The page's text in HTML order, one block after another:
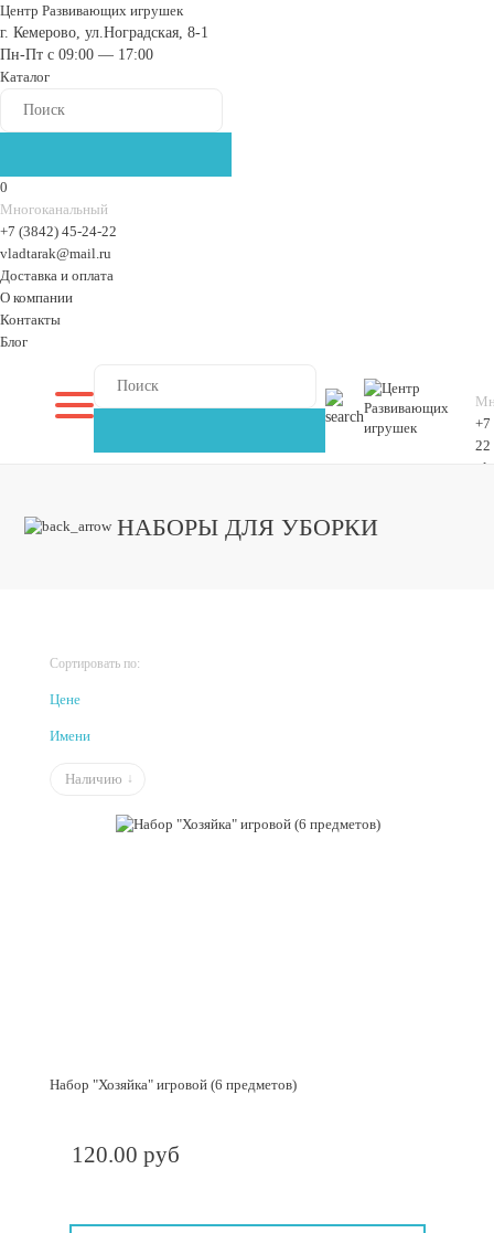
Центр Развивающих игрушек
г. Кемерово, ул.Ноградская, 8-1
Пн-Пт с 09:00 — 17:00
Каталог
0
Многоканальный
+7 (3842) 45-24-22
vladtarak@mail.ru
Доставка и оплата
О компании
Контакты
Блог
+7
22
НАБОРЫ ДЛЯ УБОРКИ
Сортировать по:
Цене
Имени
Наличию
Набор "Хозяйка" игровой (6 предметов)
120.00 руб